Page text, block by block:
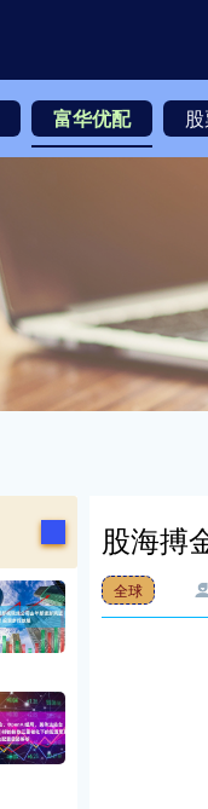
富华优配
股海搏
全球